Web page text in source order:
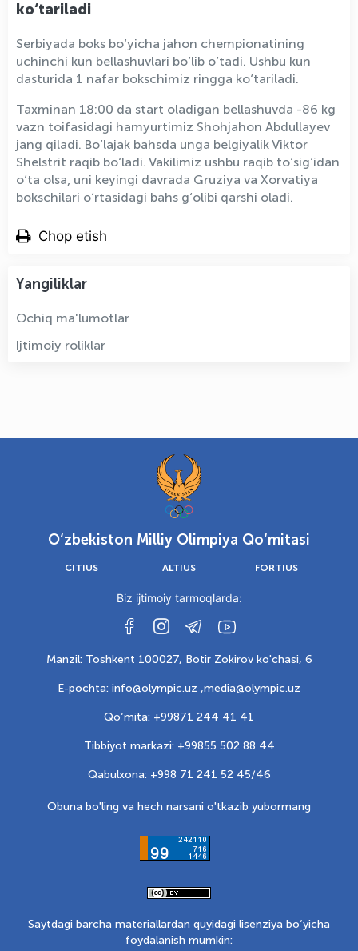
ko‘tariladi
Serbiyada boks bo‘yicha jahon chempionatining
uchinchi kun bellashuvlari bo‘lib o‘tadi. Ushbu kun
dasturida 1 nafar bokschimiz ringga ko‘tariladi.
Taxminan 18:00 da start oladigan bellashuvda -86 kg
vazn toifasidagi hamyurtimiz Shohjahon Abdullayev
jang qiladi. Bo‘lajak bahsda unga belgiyalik Viktor
Shelstrit raqib bo‘ladi. Vakilimiz ushbu raqib to‘sig‘idan
o‘ta olsa, uni keyingi davrada Gruziya va Xorvatiya
bokschilari o‘rtasidagi bahs g‘olibi qarshi oladi.
Chop etish
Yangiliklar
Ochiq ma'lumotlar
Ijtimoiy roliklar
O‘zbekiston Milliy Olimpiya Qo‘mitasi
CITIUS ALTIUS FORTIUS
Biz ijtimoiy tarmoqlarda:
Manzil: Toshkent 100027, Botir Zokirov ko'chasi, 6
E-pochta: info@olympic.uz ,media@olympic.uz
Qo‘mita: +99871 244 41 41
Tibbiyot markazi: +99855 502 88 44
Qabulxona: +998 71 241 52 45/46
Obuna bo'ling va hech narsani o'tkazib yubormang
Saytdagi barcha materiallardan quyidagi lisenziya bo‘yicha
foydalanish mumkin: